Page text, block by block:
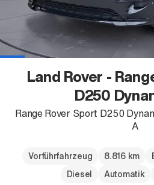
Unternehmen
Standorte
News
Der neue BMW X5.
Land Rover -
D250
Range Rover Sport D250
A
Vorführfahrzeug 8.816 km
Diesel
Automatik